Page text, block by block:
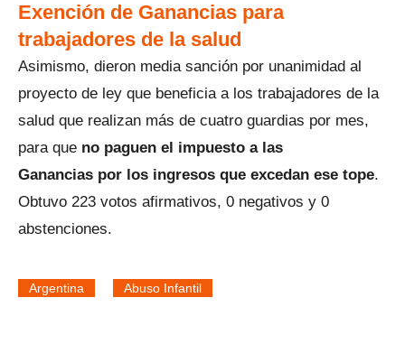
Exención de Ganancias para
trabajadores de la salud
Asimismo, dieron media sanción por unanimidad al
proyecto de ley que beneficia a los trabajadores de la
salud que realizan más de cuatro guardias por mes,
para que no paguen el impuesto a las
Ganancias por los ingresos que excedan ese tope.
Obtuvo 223 votos afirmativos, 0 negativos y 0
abstenciones.
Argentina Abuso Infantil